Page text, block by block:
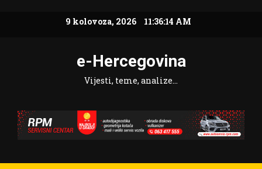
9 kolovoza, 2026 11:36:16 AM
e-Hercegovina
Vijesti, teme, analize…